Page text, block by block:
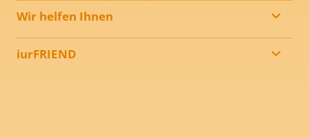
Wir helfen Ihnen
iurFRIEND